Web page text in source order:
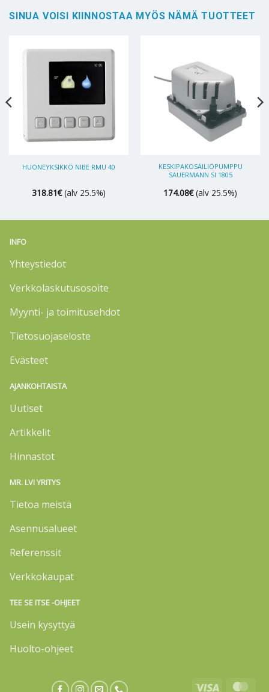
SINUA VOISI KIINNOSTAA MYÖS NÄMÄ TUOTTEET
HUONEYKSIKKÖ NIBE RMU 40
318.81€ (alv 25.5%)
KESKIPAKOSÄILIÖPUMPPU
SAUERMANN SI 1805
174.08€ (alv 25.5%)
INFO
Yhteystiedot
Verkkolaskutusosoite
Myynti- ja toimitusehdot
Tietosuojaseloste
Evästeet
AJANKOHTAISTA
Uutiset
Artikkelit
Hinnastot
MR. LVI YRITYS
Tietoa meistä
Asennusalueet
Referenssit
Verkkokaupat
TEE SE ITSE -OHJEET
Usein kysyttyä
Huolto-ohjeet
Visa